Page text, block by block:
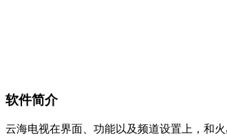
软件简介
云海电视在界面、功能以及频道设置上，和